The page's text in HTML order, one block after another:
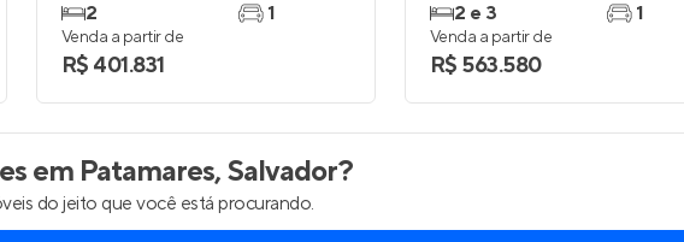
2
1
Venda a partir de
R$ 401.831
2 e 3
1
Venda a partir de
R$ 563.580
em Patamares, Salvador?
do jeito que você está procurando.